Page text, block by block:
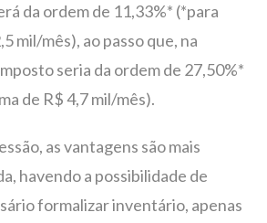
da ordem de 11,33%* (*para
mil/mês), ao passo que, na
seria da ordem de 27,50%*
de R$ 4,7 mil/mês).
as vantagens são mais
havendo a possibilidade de
formalizar inventário, apenas